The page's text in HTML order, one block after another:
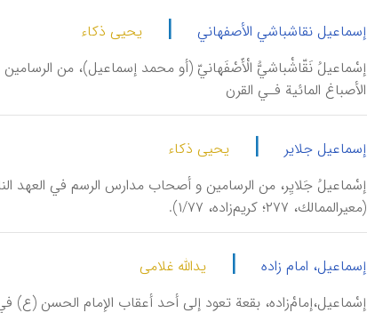
إسماعیل نقاشباشي الأصفهاني |
یحیی ذکاء
إسْماعيلُ نَقّاشْباشيُّ الْأَصْفَهانيّ (أو محمد إسماعيل)، من
الأصباغ المائية فـي القرن
إسماعیل جلایر |
یحیی ذکاء
إسْماعيلُ جَلايِر، من الرسامين و أصحاب مدارس الرسم في العهد
(معير‌الممالك، ۲۷۷؛ كريم‌زاده، ۱/۷۷).
إسماعیل، امام زاده |
یدالله غلامی